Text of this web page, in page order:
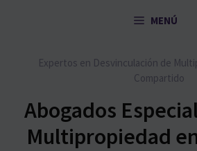
MENÚ
Expertos en Desvinculación de
Compartido
Abogados
Multipropiedad